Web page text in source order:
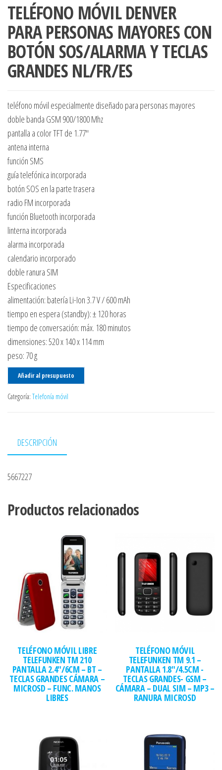
TELÉFONO MÓVIL DENVER
PARA PERSONAS MAYORES CON
BOTÓN SOS/ALARMA Y TECLAS
GRANDES NL/FR/ES
teléfono móvil especialmente diseñado para personas mayores
doble banda GSM 900/1800 Mhz
pantalla a color TFT de 1.77″
antena interna
función SMS
guía telefónica incorporada
botón SOS en la parte trasera
radio FM incorporada
función Bluetooth incorporada
linterna incorporada
alarma incorporada
calendario incorporado
doble ranura SIM
Especificaciones
alimentación: batería Li-Ion 3.7 V / 600 mAh
tiempo en espera (standby): ± 120 horas
tiempo de conversación: máx. 180 minutos
dimensiones: 520 x 140 x 114 mm
peso: 70 g
Añadir al presupuesto
Categoría: Telefonía móvil
DESCRIPCIÓN
5667227
Productos relacionados
TELÉFONO MÓVIL LIBRE
TELEFUNKEN TM 210
PANTALLA 2.4″/6CM – BT –
TECLAS GRANDES CÁMARA –
MICROSD – FUNC. MANOS
LIBRES
TELÉFONO MÓVIL
TELEFUNKEN TM 9.1 –
PANTALLA 1.8″/4.5CM -
TECLAS GRANDES- GSM –
CÁMARA – DUAL SIM – MP3 –
RANURA MICROSD